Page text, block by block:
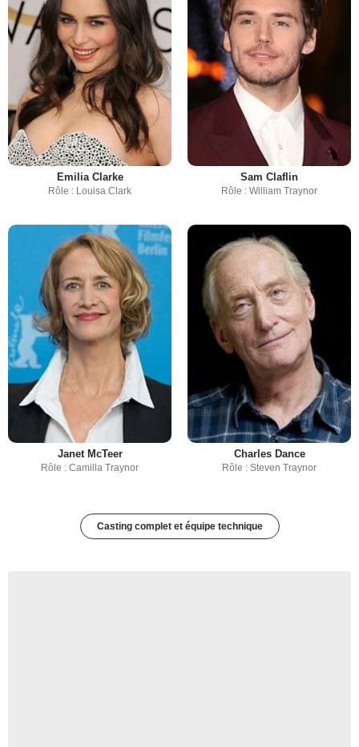
Emilia Clarke
Rôle : Louisa Clark
Sam Claflin
Rôle : William Traynor
Janet McTeer
Rôle : Camilla Traynor
Charles Dance
Rôle : Steven Traynor
Casting complet et équipe technique